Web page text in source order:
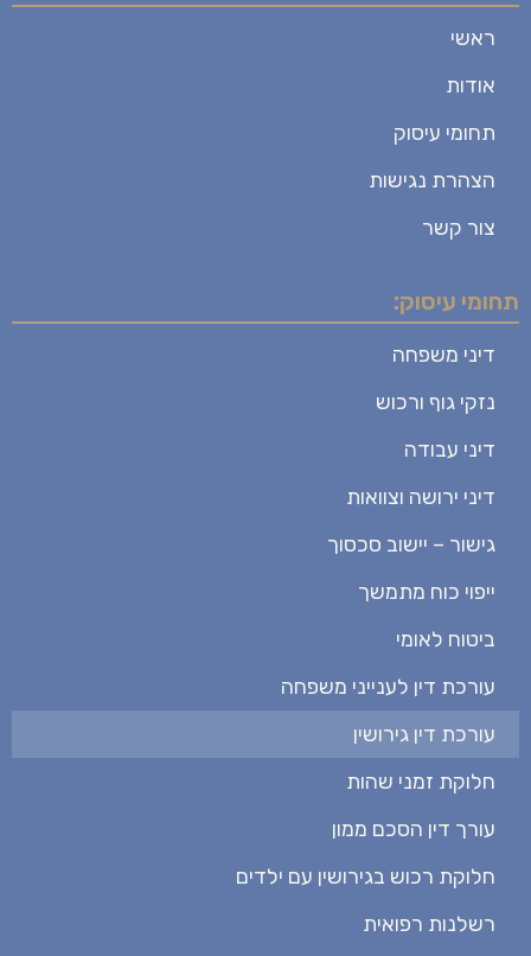
ראשי
אודות
תחומי עיסוק
הצהרת נגישות
צור קשר
תחומי עיסוק:
דיני משפחה
נזקי גוף ורכוש
דיני עבודה
דיני ירושה וצוואות
גישור – יישוב סכסוך
ייפוי כוח מתמשך
ביטוח לאומי
עורכת דין לענייני משפחה
עורכת דין גירושין
חלוקת זמני שהות
עורך דין הסכם ממון
חלוקת רכוש בגירושין עם ילדים
רשלנות רפואית